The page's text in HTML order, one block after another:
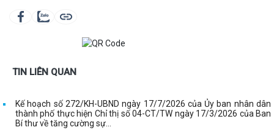
TIN LIÊN QUAN
Kế hoạch số 272/KH-UBND ngày 17/7/2026 của Ủy ban nhân dân
thành phố thực hiện Chỉ thị số 04-CT/TW ngày 17/3/2026 của Ban
Bí thư về tăng cường sự...